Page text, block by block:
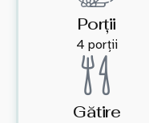
Porții
4 porții
Gătire